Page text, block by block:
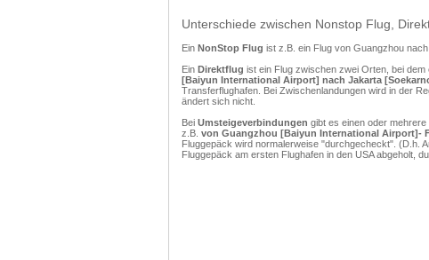
Unterschiede zwischen Nonstop Flug,
Ein NonStop Flug ist z.B. ein Flug von Guangzhou
Ein Direktflug ist ein Flug zwischen zwei Orten, bei
[Baiyun International Airport] nach Jakarta
Transferflughafen. Bei Zwischenlandungen wird in der
ändert sich nicht.
Bei Umsteigeverbindungen gibt es einen oder
z.B. von Guangzhou [Baiyun International Airport]-
Fluggepäck wird normalerweise "durchgecheckt". (D.h.
Fluggepäck am ersten Flughafen in den USA abgeholt,